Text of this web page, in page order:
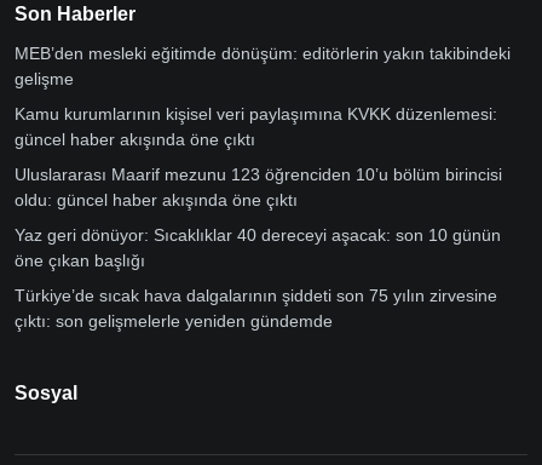
Son Haberler
MEB’den mesleki eğitimde dönüşüm: editörlerin yakın takibindeki
gelişme
Kamu kurumlarının kişisel veri paylaşımına KVKK düzenlemesi:
güncel haber akışında öne çıktı
Uluslararası Maarif mezunu 123 öğrenciden 10’u bölüm birincisi
oldu: güncel haber akışında öne çıktı
Yaz geri dönüyor: Sıcaklıklar 40 dereceyi aşacak: son 10 günün
öne çıkan başlığı
Türkiye’de sıcak hava dalgalarının şiddeti son 75 yılın zirvesine
çıktı: son gelişmelerle yeniden gündemde
Sosyal